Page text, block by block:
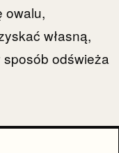
owalu,
własną,
odświeża